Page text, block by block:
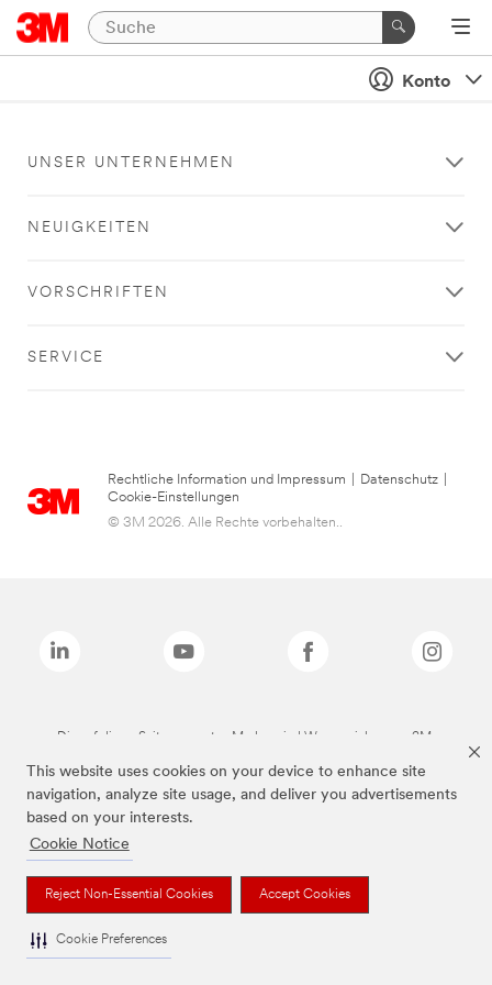
This website uses cookies on your device to enhance site
navigation, analyze site usage, and deliver you advertisements
based on your interests.
Cookie Notice
Reject Non-Essential Cookies Accept Cookies
Cookie Preferences
Konto
UNSER UNTERNEHMEN
NEUIGKEITEN
VORSCHRIFTEN
SERVICE
Rechtliche Information und Impressum Datenschutz
Cookie-Einstellungen
© 3M 2026. Alle Rechte vorbehalten..
Die auf dieser Seite genannten Marken sind Warenzeichen von 3M.